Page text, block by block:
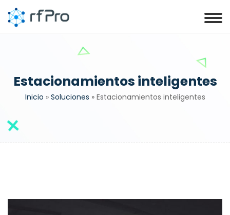
Estacionamientos inteligentes
Inicio » Soluciones » Estacionamientos inteligentes